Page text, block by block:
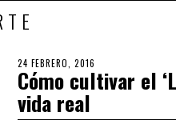
POSTED
ON
24 FEBRERO, 2016
SEPTIEMBRE,
2018
Cómo cultivar el
vida real